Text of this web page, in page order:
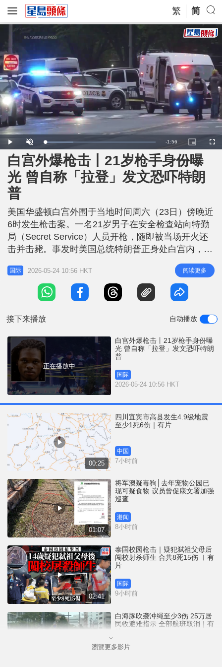
繁 简
P
l
a
y
U
n
m
u
t
e
L
o
a
d
e
:
2
5
R
e
m
n
-1:56
P
i
c
t
u
e
i
c
t
r
e
F
u
白宫外爆枪击丨21岁枪手身份曝
光 曾自称「拉登」发文恐吓特朗
普
美国华盛顿白宫外围于当地时间周六（23日）傍晚近
6时发生枪击案。一名21岁男子在安全检查站向特勤
局（Secret Service）人员开枪，随即被当场开火还
击并击毙。事发时美国总统特朗普正身处白宫内，并
未受伤。 据美国CNN及Fox News等传媒报道，特勤
局证实，涉案男子靠近位于17街与宾夕法尼亚大道交
界的检查站时，突然从袋中拔出手枪向执法人员开
火。特勤局人员随即鸣枪反制，疑犯中弹后送院证实
国际 2026-05-24 10:56 HKT 阅读更多
接下来播放 自动播放
正在播放中
白宫外爆枪击丨21岁枪手身份曝
光 曾自称「拉登」发文恐吓特朗
普
国际
2026-05-24 10:56 HKT
00:25
四川宜宾市高县发生4.9级地震
至少1死6伤｜有片
中国
7小时前
01:07
将军澳疑毒狗│去年宠物公园已
现可疑食物 议员曾促康文署加强
巡查
港闻
8小时前
02:41
泰国校园枪击｜疑犯弑祖父母后
闯校射杀师生 合共8死15伤 ︱有
片
国际
9小时前
白海豚吹袭冲绳至少3伤 25万居
民收避难指示 全部航班取消｜有
国际
瀏覽更多影片